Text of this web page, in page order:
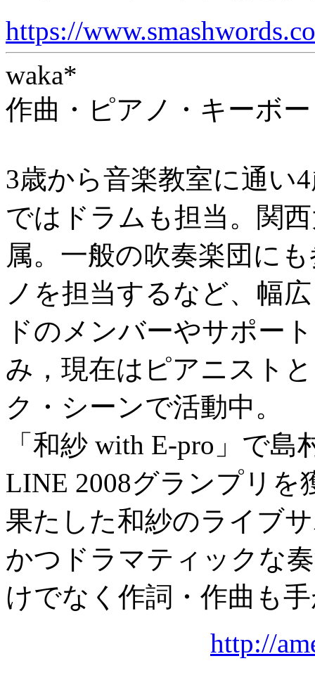
https://
waka*
作曲・ピアノ・キーボ
3歳から音楽教室に通い
ではドラムも担当。関
属。一般の吹奏楽団に
ノを担当するなど、幅
ドのメンバーやサポー
み，現在はピアニスト
ク・シーンで活動中。
「和紗 with E-pro」で
LINE 2008グランプリ
果たした和紗のライブ
かつドラマティックな
けでなく作詞・作曲も
http://